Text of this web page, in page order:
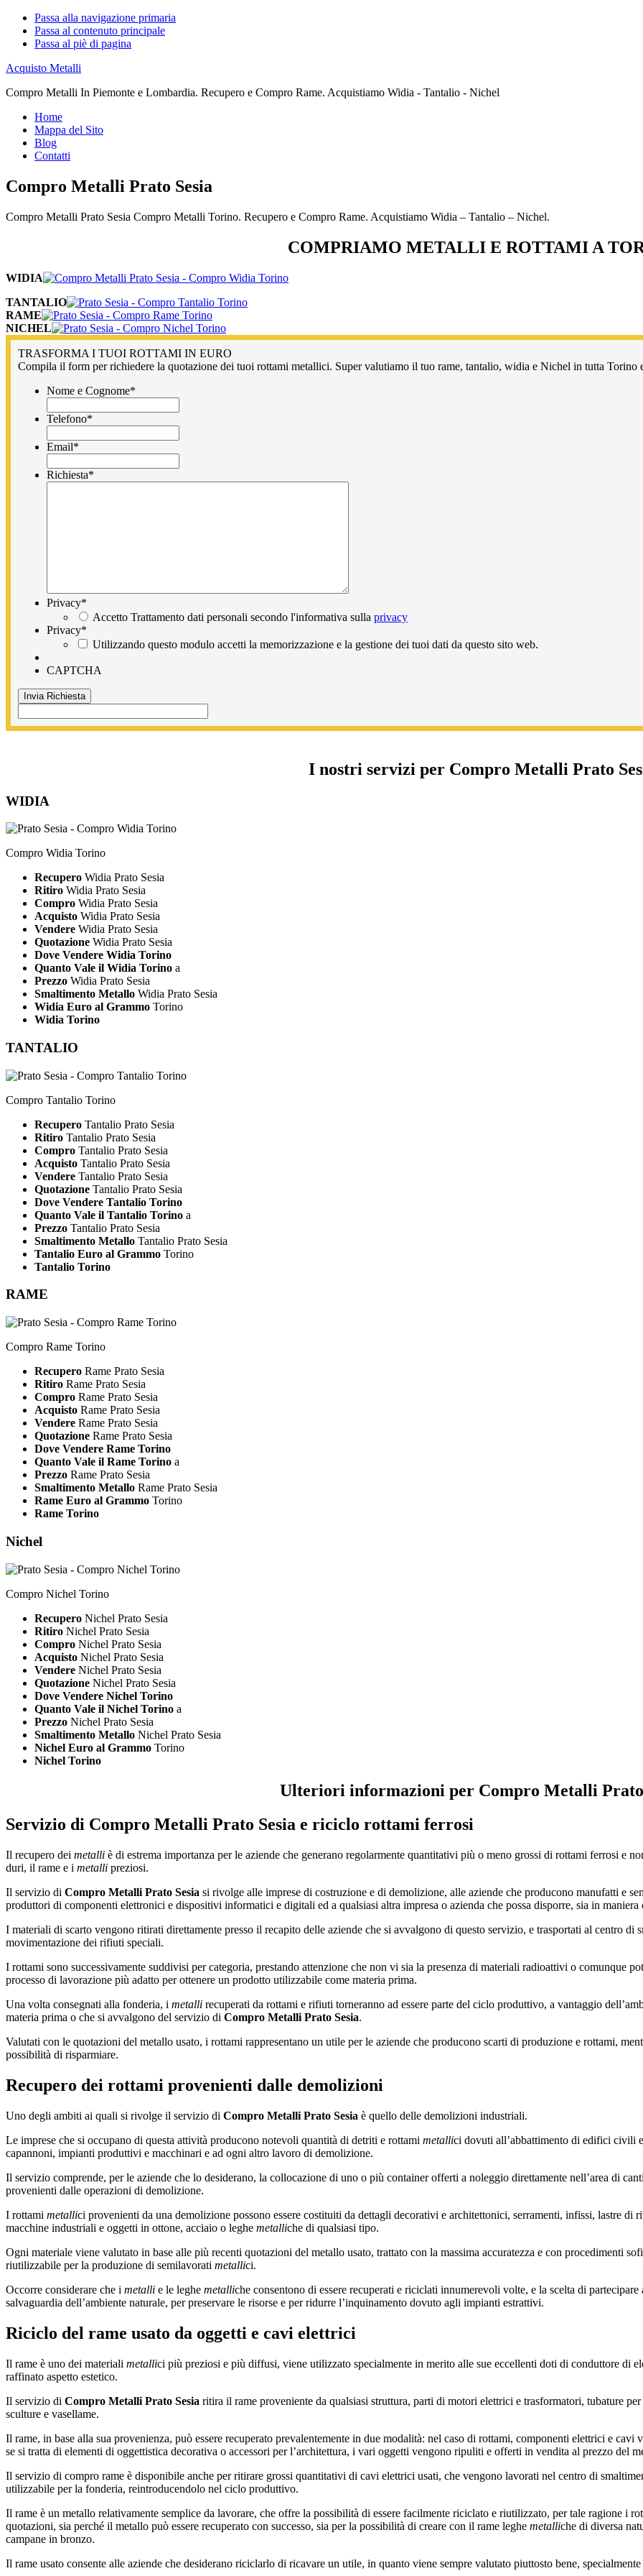
Passa alla navigazione primaria
Passa al contenuto principale
Passa al piè di pagina
Acquisto Metalli
Compro Metalli In Piemonte e Lombardia. Recupero e Compro Rame. Acquistiamo Widia - Tantalio - Nichel
Home
Mappa del Sito
Blog
Contatti
Compro Metalli Prato Sesia
Compro Metalli Prato Sesia Compro Metalli Torino. Recupero e Compro Rame. Acquistiamo Widia – Tantalio – Nichel.
COMPRIAMO METALLI E ROTTAMI A
WIDIA
TANTALIO
RAME
NICHEL
TRASFORMA I TUOI ROTTAMI IN EURO
Compila il form per richiedere la quotazione dei tuoi rottami metallici. Super valutiamo il tuo rame, tantalio, widia e Nichel in tutta Torino
Nome e Cognome*
Telefono*
Email*
Richiesta*
Privacy*
Accetto Trattamento dati personali secondo l'informativa sulla privacy
Privacy*
Utilizzando questo modulo accetti la memorizzazione e la gestione dei tuoi dati da questo sito web.
CAPTCHA
I nostri servizi per Compro Metalli Prato
WIDIA
Compro Widia Torino
Recupero Widia Prato Sesia
Ritiro Widia Prato Sesia
Compro Widia Prato Sesia
Acquisto Widia Prato Sesia
Vendere Widia Prato Sesia
Quotazione Widia Prato Sesia
Dove Vendere Widia Torino
Quanto Vale il Widia Torino a
Prezzo Widia Prato Sesia
Smaltimento Metallo Widia Prato Sesia
Widia Euro al Grammo Torino
Widia Torino
TANTALIO
Compro Tantalio Torino
Recupero Tantalio Prato Sesia
Ritiro Tantalio Prato Sesia
Compro Tantalio Prato Sesia
Acquisto Tantalio Prato Sesia
Vendere Tantalio Prato Sesia
Quotazione Tantalio Prato Sesia
Dove Vendere Tantalio Torino
Quanto Vale il Tantalio Torino a
Prezzo Tantalio Prato Sesia
Smaltimento Metallo Tantalio Prato Sesia
Tantalio Euro al Grammo Torino
Tantalio Torino
RAME
Compro Rame Torino
Recupero Rame Prato Sesia
Ritiro Rame Prato Sesia
Compro Rame Prato Sesia
Acquisto Rame Prato Sesia
Vendere Rame Prato Sesia
Quotazione Rame Prato Sesia
Dove Vendere Rame Torino
Quanto Vale il Rame Torino a
Prezzo Rame Prato Sesia
Smaltimento Metallo Rame Prato Sesia
Rame Euro al Grammo Torino
Rame Torino
Nichel
Compro Nichel Torino
Recupero Nichel Prato Sesia
Ritiro Nichel Prato Sesia
Compro Nichel Prato Sesia
Acquisto Nichel Prato Sesia
Vendere Nichel Prato Sesia
Quotazione Nichel Prato Sesia
Dove Vendere Nichel Torino
Quanto Vale il Nichel Torino a
Prezzo Nichel Prato Sesia
Smaltimento Metallo Nichel Prato Sesia
Nichel Euro al Grammo Torino
Nichel Torino
Ulteriori informazioni per Compro Metalli Prato
Servizio di Compro Metalli Prato Sesia e riciclo rottami ferrosi
Il recupero dei metalli è di estrema importanza per le aziende che generano regolarmente quantitativi più o meno grossi di rottami ferrosi e
duri, il rame e i metalli preziosi.
Il servizio di Compro Metalli Prato Sesia si rivolge alle imprese di costruzione e di demolizione, alle aziende che producono manufatti e
produttori di componenti elettronici e dispositivi informatici e digitali ed a qualsiasi altra impresa o azienda che possa disporre, sia in
I materiali di scarto vengono ritirati direttamente presso il recapito delle aziende che si avvalgono di questo servizio, e trasportati al centro
movimentazione dei rifiuti speciali.
I rottami sono successivamente suddivisi per categoria, prestando attenzione che non vi sia la presenza di materiali radioattivi o comunque
processo di lavorazione più adatto per ottenere un prodotto utilizzabile come materia prima.
Una volta consegnati alla fonderia, i metalli recuperati da rottami e rifiuti torneranno ad essere parte del ciclo produttivo, a vantaggio
materia prima o che si avvalgono del servizio di Compro Metalli Prato Sesia.
Valutati con le quotazioni del metallo usato, i rottami rappresentano un utile per le aziende che producono scarti di produzione e rottami,
possibilità di risparmiare.
Recupero dei rottami provenienti dalle demolizioni
Uno degli ambiti ai quali si rivolge il servizio di Compro Metalli Prato Sesia è quello delle demolizioni industriali.
Le imprese che si occupano di questa attività producono notevoli quantità di detriti e rottami metallici dovuti all’abbattimento di edifici civili
capannoni, impianti produttivi e macchinari e ad ogni altro lavoro di demolizione.
Il servizio comprende, per le aziende che lo desiderano, la collocazione di uno o più container offerti a noleggio direttamente nell’area di
provenienti dalle operazioni di demolizione.
I rottami metallici provenienti da una demolizione possono essere costituiti da dettagli decorativi e architettonici, serramenti, infissi, lastre di
macchine industriali e oggetti in ottone, acciaio o leghe metalliche di qualsiasi tipo.
Ogni materiale viene valutato in base alle più recenti quotazioni del metallo usato, trattato con la massima accuratezza e con procedimenti
riutilizzabile per la produzione di semilavorati metallici.
Occorre considerare che i metalli e le leghe metalliche consentono di essere recuperati e riciclati innumerevoli volte, e la scelta di
salvaguardia dell’ambiente naturale, per preservare le risorse e per ridurre l’inquinamento dovuto agli impianti estrattivi.
Riciclo del rame usato da oggetti e cavi elettrici
Il rame è uno dei materiali metallici più preziosi e più diffusi, viene utilizzato specialmente in merito alle sue eccellenti doti di conduttore di
raffinato aspetto estetico.
Il servizio di Compro Metalli Prato Sesia ritira il rame proveniente da qualsiasi struttura, parti di motori elettrici e trasformatori, tubature
sculture e vasellame.
Il rame, in base alla sua provenienza, può essere recuperato prevalentemente in due modalità: nel caso di rottami, componenti elettrici e
se si tratta di elementi di oggettistica decorativa o accessori per l’architettura, i vari oggetti vengono ripuliti e offerti in vendita al prezzo del
Il servizio di compro rame è disponibile anche per ritirare grossi quantitativi di cavi elettrici usati, che vengono lavorati nel centro di
utilizzabile per la fonderia, reintroducendolo nel ciclo produttivo.
Il rame è un metallo relativamente semplice da lavorare, che offre la possibilità di essere facilmente riciclato e riutilizzato, per tale ragione i
quotazioni, sia perché il metallo può essere recuperato con successo, sia per la possibilità di creare con il rame leghe metalliche di diversa
campane in bronzo.
Il rame usato consente alle aziende che desiderano riciclarlo di ricavare un utile, in quanto viene sempre valutato piuttosto bene,